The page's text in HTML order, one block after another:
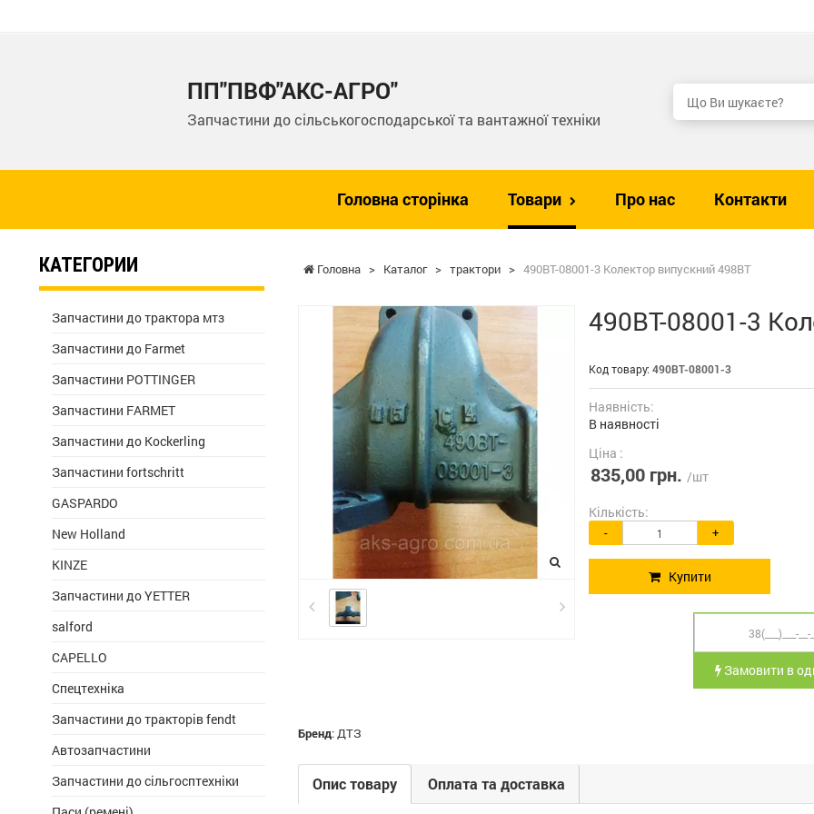
ПП"ПВФ"АКС-АГРО"
Запчастини до сільськогосподарської та вантажної техніки
Головна сторінка Товари Про нас Контакти
Головна > Каталог > трактори > 490BT-08001-3 Колектор випускний 498ВТ
490BT-08001-3
Код товару: 490BT-08001-3
Наявність:
В наявності
Ціна :
835,00 грн. /шт
Кількість:
- +
Купити
Замовити в
Бренд:ДТЗ
Опис товару Оплата та доставка
КАТЕГОРИИ
Запчастини до трактора мтз
Запчастини до Farmet
Запчастини POTTINGER
Запчастини FARMET
Запчастини до Kockerling
Запчастини fortschritt
GASPARDO
New Holland
KINZE
Запчастини до YETTER
salford
CAPELLO
Спецтехніка
Запчастини до тракторів fendt
Автозапчастини
Запчастини до сільгосптехніки